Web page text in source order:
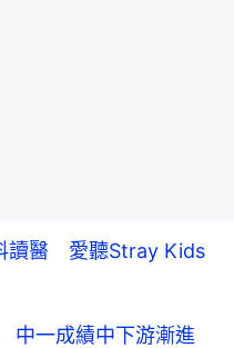
讀醫 愛聽Stray Kids
中一成績中下游漸進